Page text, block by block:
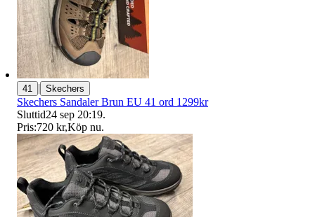
41 | Skechers
Skechers Sandaler Brun EU 41 ord 1299kr
Sluttid24 sep 20:19.
Pris:720 kr,Köp nu.